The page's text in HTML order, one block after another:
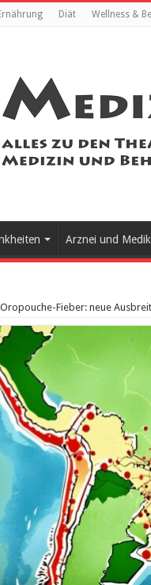
Diät Wellness &
Arznei und
Oropouche-Fieber: neue